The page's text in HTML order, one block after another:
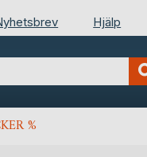
Hjälp
%